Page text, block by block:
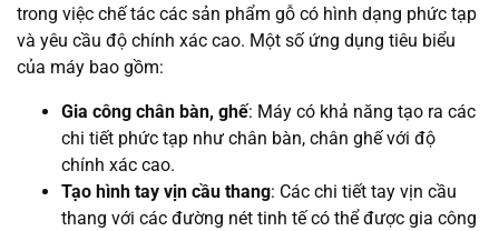
trong việc chế tác các sản phẩm gỗ có hình dạng phức tạp
và yêu cầu độ chính xác cao. Một số ứng dụng tiêu biểu
của máy bao gồm:
Gia công chân bàn, ghế: Máy có khả năng tạo ra các
chi tiết phức tạp như chân bàn, chân ghế với độ
chính xác cao.
Tạo hình tay vịn cầu thang: Các chi tiết tay vịn cầu
thang với các đường nét tinh tế có thể được gia công